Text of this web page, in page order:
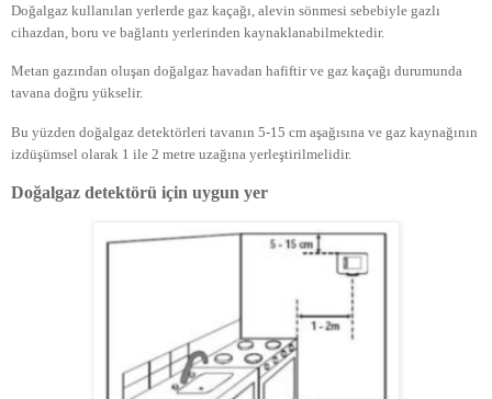
Doğalgaz kullanılan yerlerde gaz kaçağı, alevin sönmesi sebebiyle gazlı
cihazdan, boru ve bağlantı yerlerinden kaynaklanabilmektedir.
Metan gazından oluşan doğalgaz havadan hafiftir ve gaz kaçağı durumunda
tavana doğru yükselir.
Bu yüzden doğalgaz detektörleri tavanın 5-15 cm aşağısına ve gaz kaynağının
izdüşümsel olarak 1 ile 2 metre uzağına yerleştirilmelidir.
Doğalgaz detektörü için uygun yer